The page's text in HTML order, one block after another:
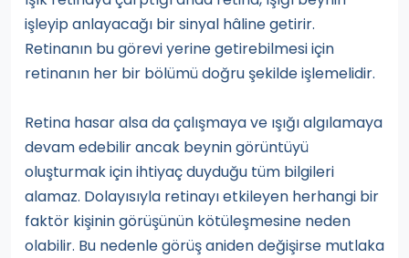
işleyip anlayacağı bir sinyal hâline getirir.
Retinanın bu görevi yerine getirebilmesi için
retinanın her bir bölümü doğru şekilde işlemelidir.
Retina hasar alsa da çalışmaya ve ışığı algılamaya
devam edebilir ancak beynin görüntüyü
oluşturmak için ihtiyaç duyduğu tüm bilgileri
alamaz. Dolayısıyla retinayı etkileyen herhangi bir
faktör kişinin görüşünün kötüleşmesine neden
olabilir. Bu nedenle görüş aniden değişirse mutlaka